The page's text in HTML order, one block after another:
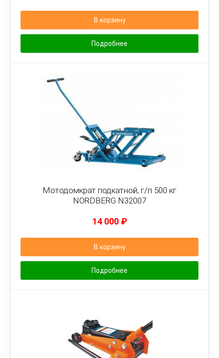
В корзину
Подробнее
Мотодомкрат подкатной, г/п 500 кг
NORDBERG N32007
14 000 ₽
В корзину
Подробнее